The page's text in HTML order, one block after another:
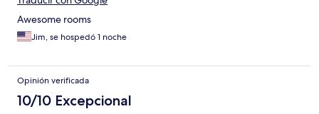
Awesome rooms
Jim, se hospedó 1 noche
Opinión verificada
10/10 Excepcional